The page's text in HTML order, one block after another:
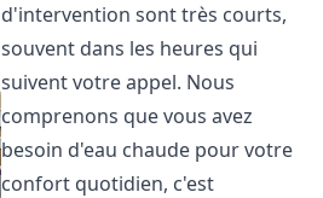
d'intervention sont très courts,
souvent dans les heures qui
suivent votre appel. Nous
comprenons que vous avez
besoin d'eau chaude pour votre
confort quotidien, c'est